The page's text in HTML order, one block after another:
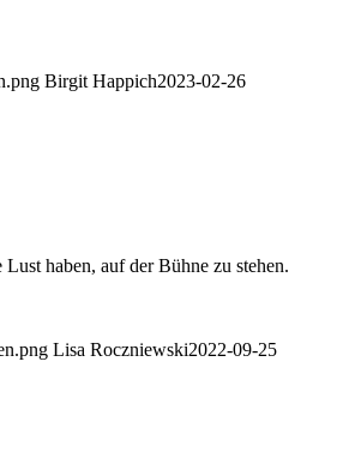
Birgit Happich2023-02-26
haben, auf der Bühne zu stehen.
Lisa Roczniewski2022-09-25